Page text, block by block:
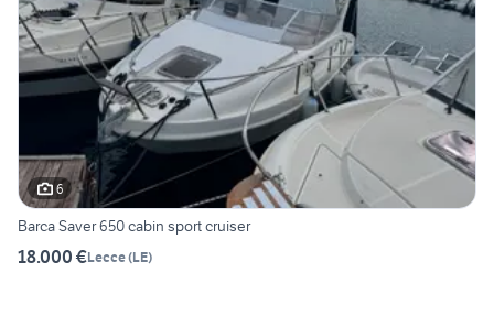
6
Barca Saver 650 cabin sport cruiser
18.000 €Lecce(LE)